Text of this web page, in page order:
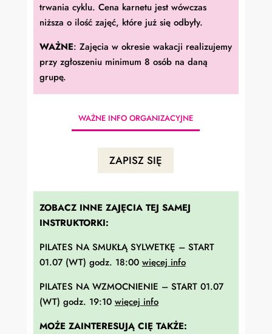
trwania cyklu. Cena karnetu jest wówczas
niższa o ilość zajęć, które już się odbyły.
WAŻNE: Zajęcia w okresie wakacji realizujemy
przy zgłoszeniu minimum 8 osób na daną
grupę.
WAŻNE INFO ORGANIZACYJNE
ZAPISZ SIĘ
ZOBACZ INNE ZAJĘCIA TEJ SAMEJ
INSTRUKTORKI:
PILATES NA SMUKŁĄ SYLWETKĘ – START
01.07 (WT) godz. 18:00 więcej info
PILATES NA WZMOCNIENIE – START 01.07
(WT) godz. 19:10 więcej info
MOŻE ZAINTERESUJĄ CIĘ TAKŻE: